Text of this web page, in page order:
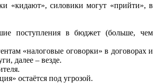
«кидают», силовики могут «прийти», в
поступления в бюджет (больше, чем
«налоговые оговорки» в договорах и
далее – везде.
остаётся под угрозой.